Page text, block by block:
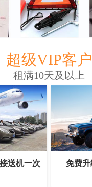
超级VIP客户
租满10天及以上
送机一次 免费